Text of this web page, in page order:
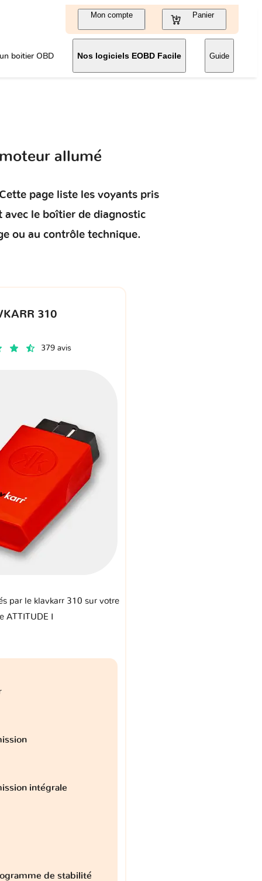
Mon compte Panier
boitier OBD Nos logiciels EOBD Facile Guide
allumé
page liste les voyants pris
avec le boîtier de diagnostic
ou au contrôle technique.
310
379 avis
par le klavkarr 310 sur votre
ATTITUDE I
intégrale
de stabilité